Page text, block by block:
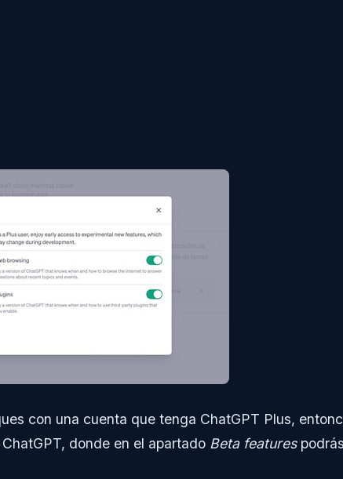
con una cuenta que tenga ChatGPT Plus,
donde en el apartado Beta featurespodrás